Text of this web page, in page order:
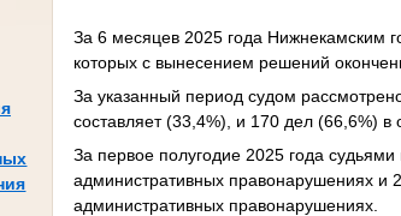
За 6 месяцев 2025 года Нижнекамским
которых с вынесением решений
За указанный период судом
составляет (33,4%), и 170 дел (66,6%) в
За первое полугодие 2025 года
административных правонарушениях и
административных правонарушениях.